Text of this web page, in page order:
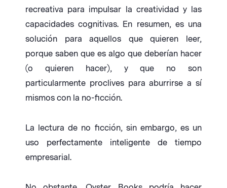
recreativa para impulsar la creatividad y las
capacidades cognitivas. En resumen, es una
solución para aquellos que quieren leer,
porque saben que es algo que deberían hacer
(o quieren hacer), y que no son
particularmente proclives para aburrirse a sí
mismos con la no-ficción.
La lectura de no ficción, sin embargo, es un
uso perfectamente inteligente de tiempo
empresarial.